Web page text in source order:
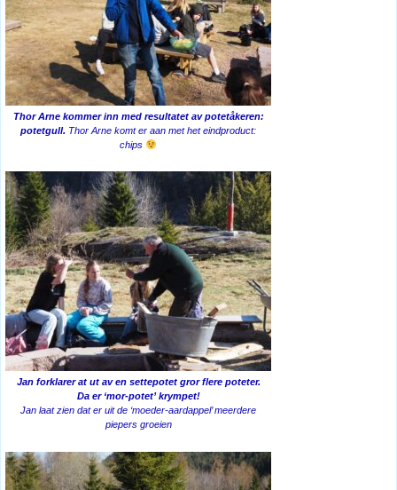
Thor Arne kommer inn med resultatet av potetåkeren:
potetgull. Thor Arne komt er aan met het eindproduct:
chips
Jan forklarer at ut av en settepotet gror flere poteter.
Da er ‘mor-potet’ krympet!
Jan laat zien dat er uit de ‘moeder-aardappel’ meerdere
piepers groeien